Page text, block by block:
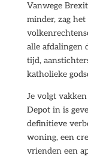
Vanwege
minder, zag
alle afdalingen
tijd,
katholieke
Je volgt
Depot in is
definitieve
woning, een
vrienden een